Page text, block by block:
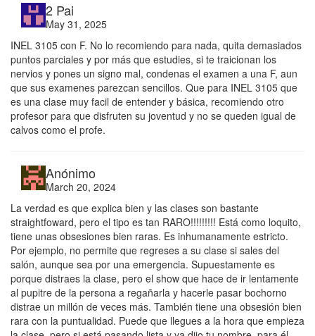
2 Pai
May 31, 2025
INEL 3105 con F. No lo recomiendo para nada, quita demasiados
puntos parciales y por más que estudies, si te traicionan los
nervios y pones un signo mal, condenas el examen a una F, aun
que sus examenes parezcan sencillos. Que para INEL 3105 que
es una clase muy facil de entender y básica, recomiendo otro
profesor para que disfruten su joventud y no se queden igual de
calvos como el profe.
Anónimo
March 20, 2024
La verdad es que explica bien y las clases son bastante
straightfoward, pero el tipo es tan RARO!!!!!!!!! Está como loquito,
tiene unas obsesiones bien raras. Es inhumanamente estricto.
Por ejemplo, no permite que regreses a su clase si sales del
salón, aunque sea por una emergencia. Supuestamente es
porque distraes la clase, pero el show que hace de ir lentamente
al pupitre de la persona a regañarla y hacerle pasar bochorno
distrae un millón de veces más. También tiene una obsesión bien
rara con la puntualidad. Puede que llegues a la hora que empieza